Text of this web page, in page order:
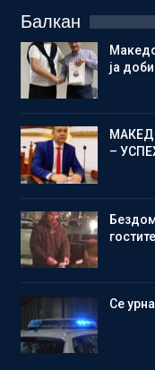
Балкан
ја
–
Се